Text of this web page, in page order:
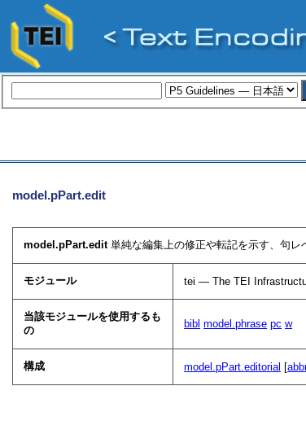
model.pPart.edit
model.pPart.edit単純な編集上の修正や転記を示す、句レ
モジュール tei — The TEI
当該モジュールを使用するも
の
bibl model.phrase pc w
構成 model.pPart.editorial [